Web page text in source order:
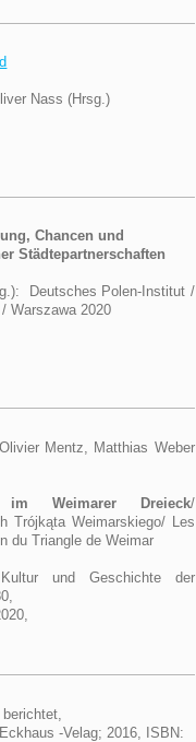
Nass (Hrsg.)
Chancen und
Städtepartnerschaften
Deutsches Polen-Institut /
Warszawa 2020
Mentz, Matthias Weber
im Weimarer Dreieck/
Trójkąta Weimarskiego/ Les
du Triangle de Weimar
und Geschichte der
berichtet,
-Velag; 2016, ISBN: